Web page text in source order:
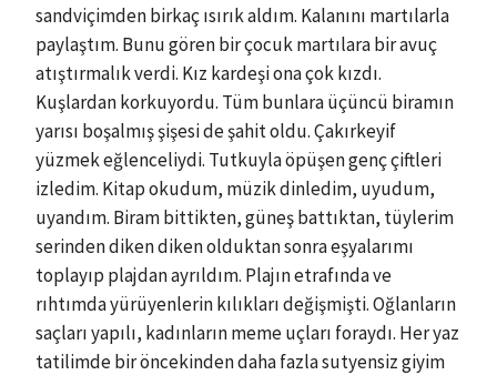
sandviçimden birkaç ısırık aldım. Kalanını martılarla
paylaştım. Bunu gören bir çocuk martılara bir avuç
atıştırmalık verdi. Kız kardeşi ona çok kızdı.
Kuşlardan korkuyordu. Tüm bunlara üçüncü biramın
yarısı boşalmış şişesi de şahit oldu. Çakırkeyif
yüzmek eğlenceliydi. Tutkuyla öpüşen genç çiftleri
izledim. Kitap okudum, müzik dinledim, uyudum,
uyandım. Biram bittikten, güneş battıktan, tüylerim
serinden diken diken olduktan sonra eşyalarımı
toplayıp plajdan ayrıldım. Plajın etrafında ve
rıhtımda yürüyenlerin kılıkları değişmişti. Oğlanların
saçları yapılı, kadınların meme uçları foraydı. Her yaz
tatilimde bir öncekinden daha fazla sutyensiz giyim